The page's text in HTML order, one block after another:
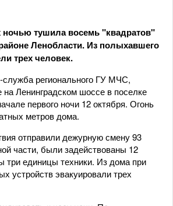
тушила восемь "квадратов"
Ленобласти. Из полыхавшего
трех человек.
служба регионального ГУ МЧС,
Ленинградском шоссе в поселке
первого ночи 12 октября. Огонь
метров дома.
отправили дежурную смену 93
части, были задействованы 12
три единицы техники. Из дома при
устройств эвакуировали трех